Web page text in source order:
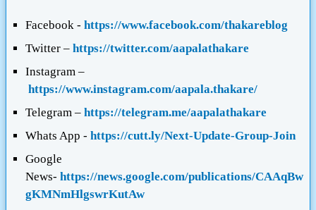
Facebook - https://www.facebook.com/thakareblog
Twitter – https://twitter.com/aapalathakare
Instagram –
https://www.instagram.com/aapala.thakare/
Telegram – https://telegram.me/aapalathakare
Whats App - https://cutt.ly/Next-Update-Group-Join
Google
News- https://news.google.com/publications/CAAqBw
gKMNmHlgswrKutAw